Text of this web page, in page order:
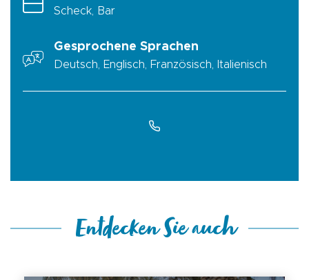
Scheck, Bar
Gesprochene Sprachen
Deutsch, Englisch, Französisch, Italienisch
Entdecken Sie auch